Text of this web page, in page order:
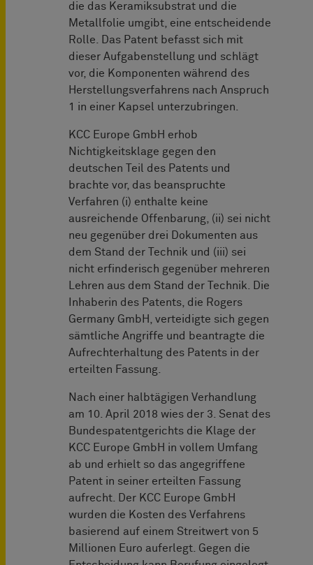
die das Keramiksubstrat und die
Metallfolie umgibt, eine entscheidende
Rolle. Das Patent befasst sich mit
dieser Aufgabenstellung und schlägt
vor, die Komponenten während des
Herstellungsverfahrens nach Anspruch
1 in einer Kapsel unterzubringen.
KCC Europe GmbH erhob
Nichtigkeitsklage gegen den
deutschen Teil des Patents und
brachte vor, das beanspruchte
Verfahren (i) enthalte keine
ausreichende Offenbarung, (ii) sei nicht
neu gegenüber drei Dokumenten aus
dem Stand der Technik und (iii) sei
nicht erfinderisch gegenüber mehreren
Lehren aus dem Stand der Technik. Die
Inhaberin des Patents, die Rogers
Germany GmbH, verteidigte sich gegen
sämtliche Angriffe und beantragte die
Aufrechterhaltung des Patents in der
erteilten Fassung.
Nach einer halbtägigen Verhandlung
am 10. April 2018 wies der 3. Senat des
Bundespatentgerichts die Klage der
KCC Europe GmbH in vollem Umfang
ab und erhielt so das angegriffene
Patent in seiner erteilten Fassung
aufrecht. Der KCC Europe GmbH
wurden die Kosten des Verfahrens
basierend auf einem Streitwert von 5
Millionen Euro auferlegt. Gegen die